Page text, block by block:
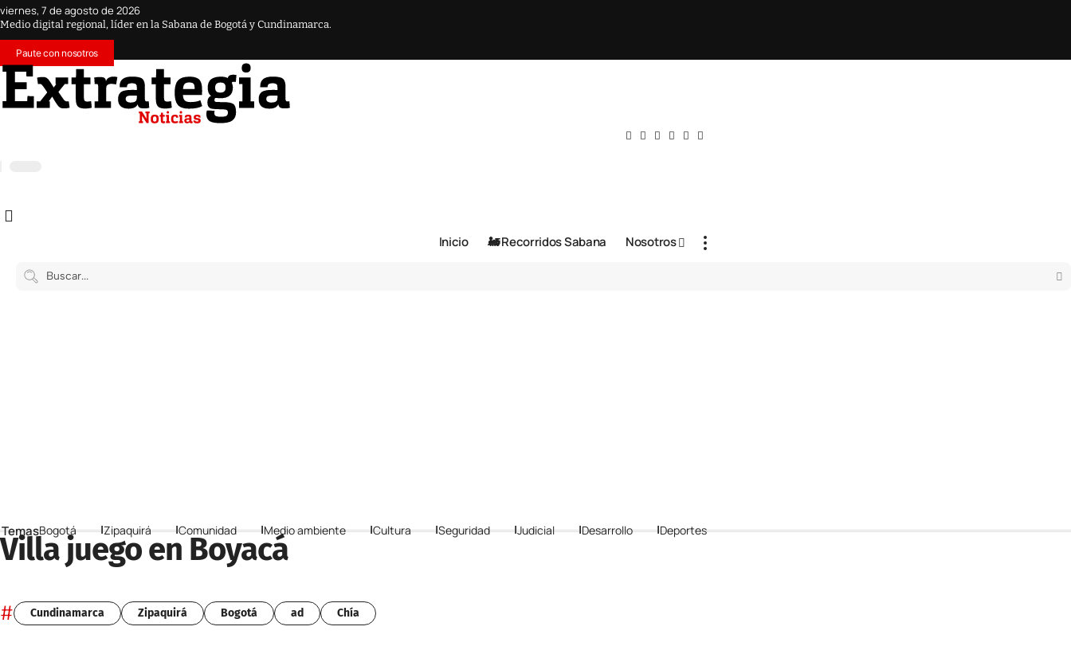
viernes, 7 de agosto de 2026
Medio digital regional, líder en la Sabana de Bogotá y Cundinamarca.
Paute con nosotros
Inicio 🚂 Recorridos Sabana Nosotros
Bogotá Zipaquirá Comunidad Medio ambiente Cultura Seguridad Judicial Desarrollo Deportes
Villa juego en Boyacá
# Cundinamarca Zipaquirá Bogotá ad Chía